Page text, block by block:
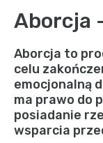
Aborcja
Aborcja to
celu
emocjonalną
ma prawo do
posiadanie
wsparcia